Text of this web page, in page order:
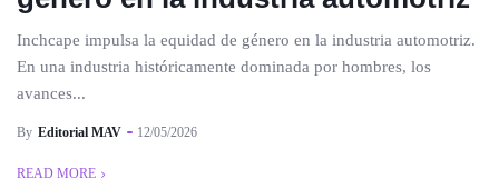
Inchcape impulsa la equidad de género en la industria automotriz.
En una industria históricamente dominada por hombres, los
avances...
By Editorial MAV 12/05/2026
READ MORE